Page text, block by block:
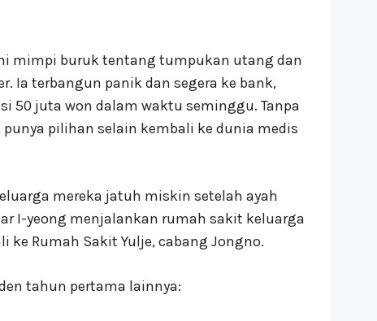
mimpi buruk tentang tumpukan utang dan
Ia terbangun panik dan segera ke bank,
50 juta won dalam waktu seminggu. Tanpa
pilihan selain kembali ke dunia medis
mereka jatuh miskin setelah ayah
I-yeong menjalankan rumah sakit keluarga
ke Rumah Sakit Yulje, cabang Jongno.
tahun pertama lainnya: